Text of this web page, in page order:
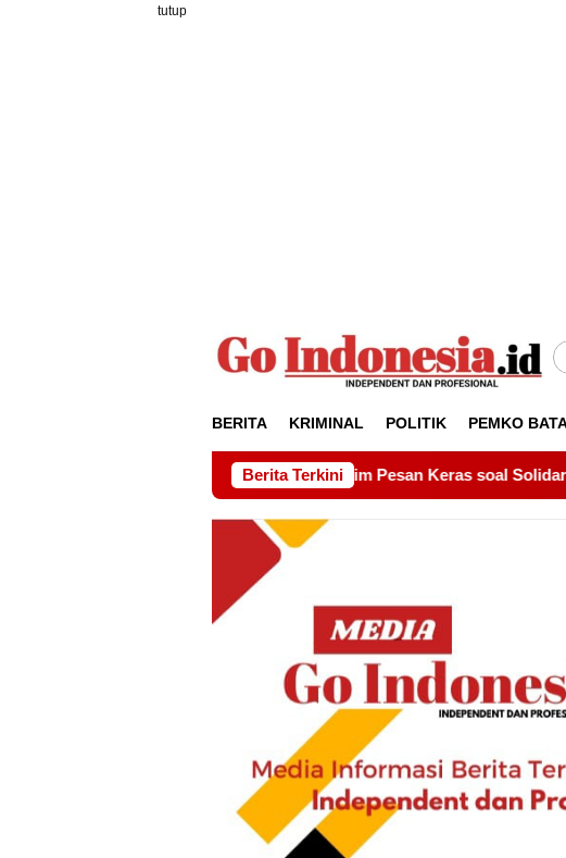
tutup
BERITA KRIMINAL POLITIK PEMKO
Berita Terkini
Udin Pelor Kirim Pesan Keras soal Solidaritas, Pelantikan Sambang